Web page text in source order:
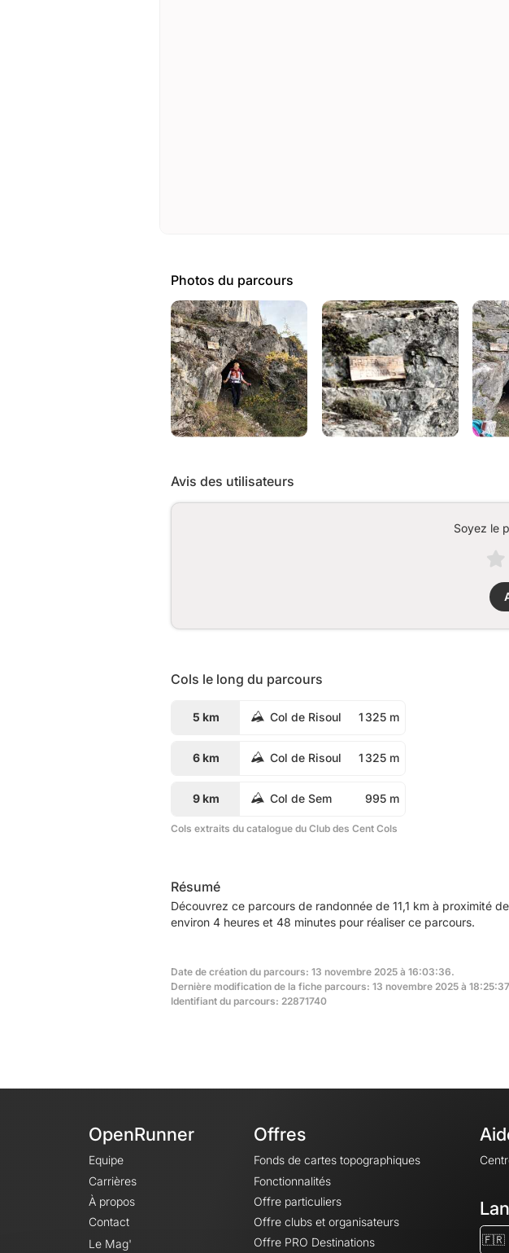
Photos du parcours
Avis des utilisateurs
Soyez le
Cols le long du parcours
5 km Col de Risoul 1 325 m
6 km Col de Risoul 1 325 m
9 km Col de Sem 995 m
Cols extraits du catalogue du Club des Cent Cols
Résumé
Découvrez ce parcours de randonnée de 11,1 km à proximité
environ 4 heures et 48 minutes pour réaliser ce parcours.
Date de création du parcours: 13 novembre 2025 à 16:03:36.
Dernière modification de la fiche parcours: 13 novembre 2025 à
Identifiant du parcours: 22871740
OpenRunner
Equipe
Carrières
À propos
Contact
Le Mag'
Offres
Fonds de cartes topographiques
Fonctionnalités
Offre particuliers
Offre clubs et organisateurs
Offre PRO Destinations
🇫🇷